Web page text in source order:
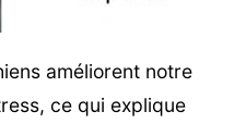
améliorent notre
ce qui explique